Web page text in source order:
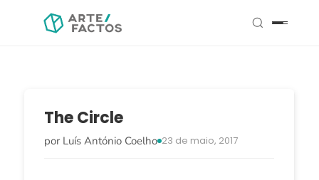
The Circle
por Luís António Coelho 23 de maio, 2017